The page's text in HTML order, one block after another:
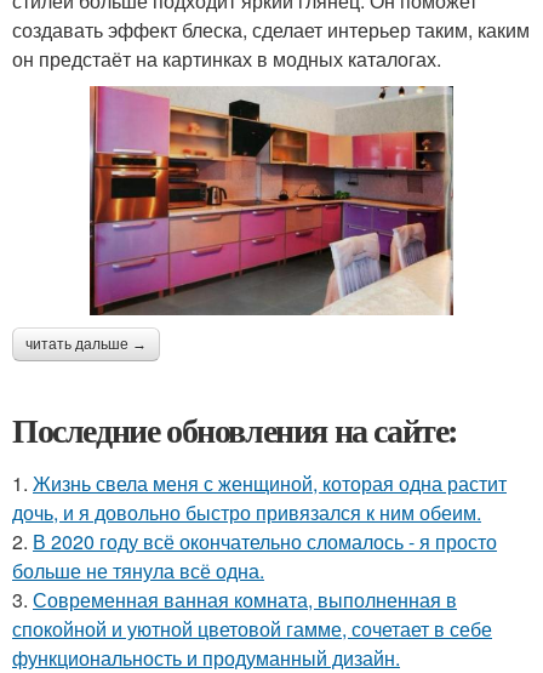
создавать эффект блеска, сделает интерьер таким, каким
он предстаёт на картинках в модных каталогах.
читать дальше →
Последние обновления на сайте:
1. Жизнь свела меня с женщиной, которая одна растит
дочь, и я довольно быстро привязался к ним обеим.
2. В 2020 году всё окончательно сломалось - я просто
больше не тянула всё одна.
3. Современная ванная комната, выполненная в
спокойной и уютной цветовой гамме, сочетает в себе
функциональность и продуманный дизайн.